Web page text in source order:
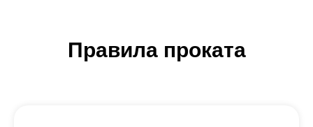
Правила проката